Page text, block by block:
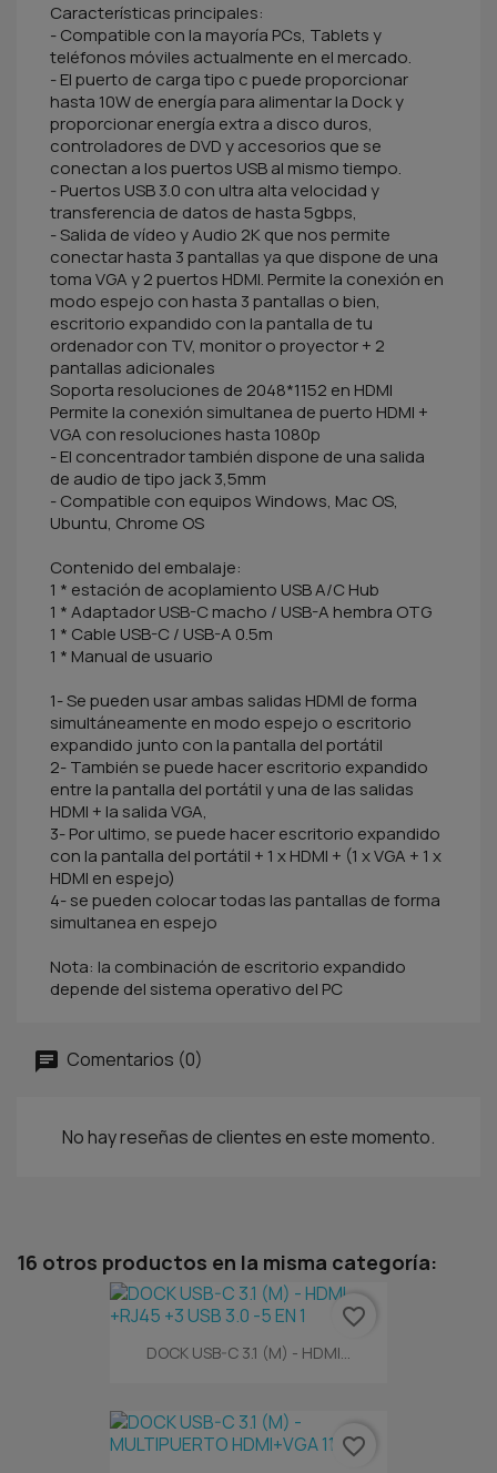
Características principales:
- Compatible con la mayoría PCs, Tablets y
teléfonos móviles actualmente en el mercado.
- El puerto de carga tipo c puede proporcionar
hasta 10W de energía para alimentar la Dock y
proporcionar energía extra a disco duros,
controladores de DVD y accesorios que se
conectan a los puertos USB al mismo tiempo.
- Puertos USB 3.0 con ultra alta velocidad y
transferencia de datos de hasta 5gbps,
- Salida de vídeo y Audio 2K que nos permite
conectar hasta 3 pantallas ya que dispone de una
toma VGA y 2 puertos HDMI. Permite la conexión en
modo espejo con hasta 3 pantallas o bien,
escritorio expandido con la pantalla de tu
ordenador con TV, monitor o proyector + 2
pantallas adicionales
Soporta resoluciones de 2048*1152 en HDMI
Permite la conexión simultanea de puerto HDMI +
VGA con resoluciones hasta 1080p
- El concentrador también dispone de una salida
de audio de tipo jack 3,5mm
- Compatible con equipos Windows, Mac OS,
Ubuntu, Chrome OS
Contenido del embalaje:
1 * estación de acoplamiento USB A/C Hub
1 * Adaptador USB-C macho / USB-A hembra OTG
1 * Cable USB-C / USB-A 0.5m
1 * Manual de usuario
1- Se pueden usar ambas salidas HDMI de forma
simultáneamente en modo espejo o escritorio
expandido junto con la pantalla del portátil
2- También se puede hacer escritorio expandido
entre la pantalla del portátil y una de las salidas
HDMI + la salida VGA,
3- Por ultimo, se puede hacer escritorio expandido
con la pantalla del portátil + 1 x HDMI + (1 x VGA + 1 x
HDMI en espejo)
4- se pueden colocar todas las pantallas de forma
simultanea en espejo
Nota: la combinación de escritorio expandido
depende del sistema operativo del PC
Comentarios (0)
No hay reseñas de clientes en este momento.
16 otros productos en la misma categoría:
DOCK USB-C 3.1 (M) - HDMI...
favorite_border
favorite_border